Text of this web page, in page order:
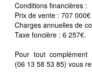
Conditions financières :
Prix de vente : 707 000€
Charges annuelles de
Taxe foncière : 6 257€.
Pour tout complément
(06 13 58 53 85) vous